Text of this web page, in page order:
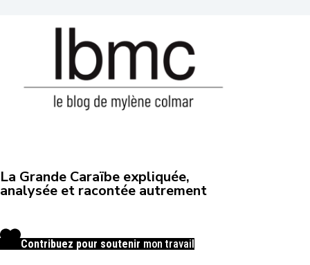
La Grande Caraïbe expliquée,
analysée et racontée autrement
Contribuez pour soutenir mon travail